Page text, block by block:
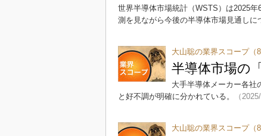
世界半導体市場統計（WSTS）は2025
測を見ながら今後の半導体市場見通しに
大山聡の業界スコープ（
半導体市場の
大手半導体メーカー各社
と好不調が明確に分かれている。
（
大山聡の業界スコープ（